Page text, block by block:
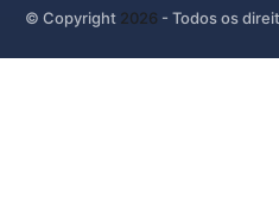
© Copyright 2026 - Todos os